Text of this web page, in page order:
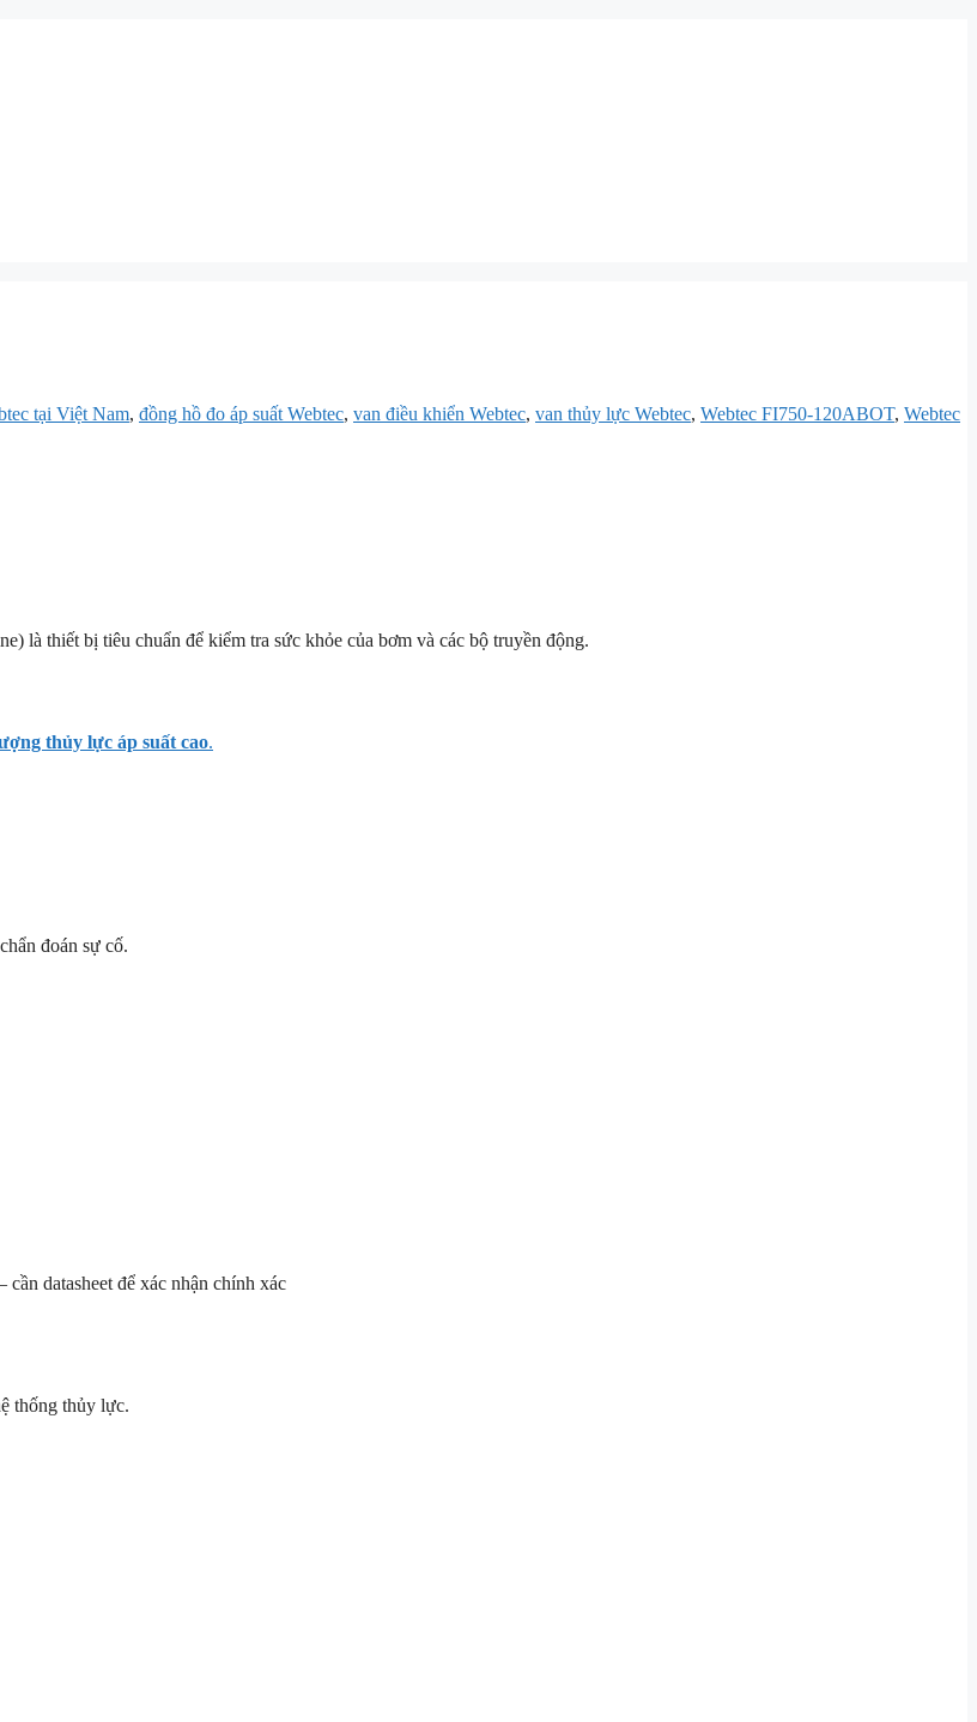
tại Việt Nam, đồng hồ đo áp suất Webtec, van điều khiển Webtec, van thủy lực Webtec, Webtec FI750-120ABOT, Webtec
là thiết bị tiêu chuẩn để kiểm tra sức khỏe của bơm và các bộ truyền động.
thủy lực áp suất cao.
đoán sự cố.
cần datasheet để xác nhận chính xác
thống thủy lực.